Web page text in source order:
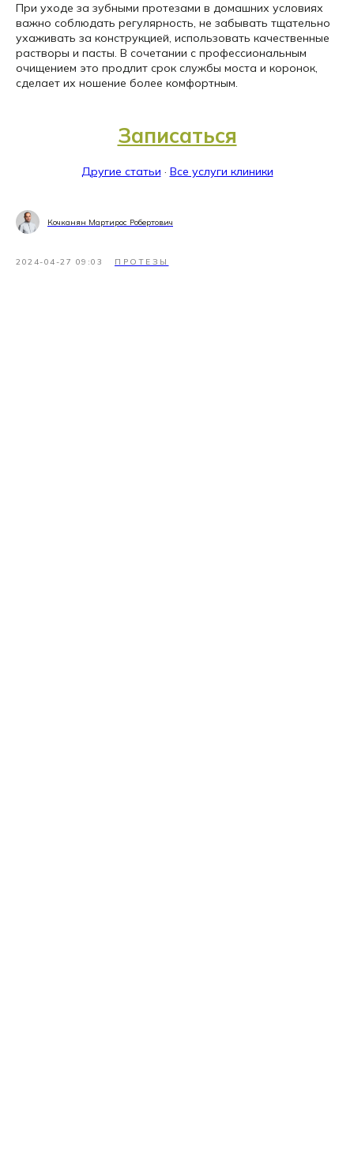
При уходе за зубными протезами в домашних условиях
важно соблюдать регулярность, не забывать тщательно
ухаживать за конструкцией, использовать качественные
растворы и пасты. В сочетании с профессиональным
очищением это продлит срок службы моста и коронок,
сделает их ношение более комфортным.
Записаться
Другие статьи · Все услуги клиники
Кочканян Мартирос Робертович
2024-04-27 09:03 ПРОТЕЗЫ